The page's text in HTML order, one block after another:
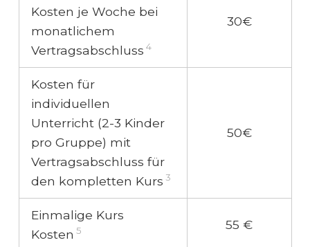
Kosten je Woche bei
monatlichem
Vertragsabschluss 4
30€
Kosten für
individuellen
Unterricht (2-3 Kinder
pro Gruppe) mit
Vertragsabschluss für
den kompletten Kurs 3
50€
Einmalige Kurs
Kosten 5 55 €